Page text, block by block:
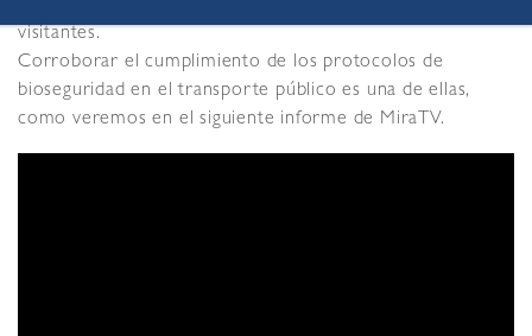
visitantes.
Corroborar el cumplimiento de los protocolos de
bioseguridad en el transporte público es una de ellas,
como veremos en el siguiente informe de MiraTV.